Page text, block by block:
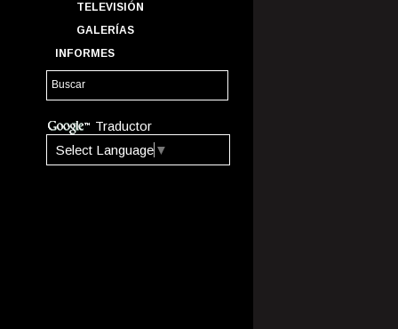
TELEVISIÓN
GALERÍAS
INFORMES
Traductor
Select Language ▼